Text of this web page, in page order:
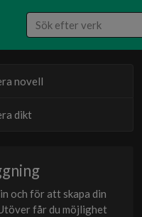
novell
dikt
och för att skapa din
får du möjlighet